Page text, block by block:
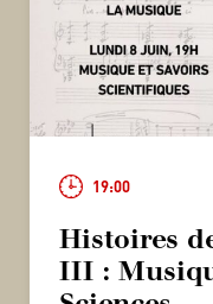
19:00
Histoires
III :